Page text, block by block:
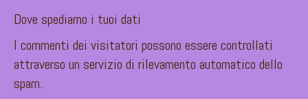
Dove spediamo i tuoi dati
I commenti dei visitatori possono essere controllati
attraverso un servizio di rilevamento automatico dello
spam.